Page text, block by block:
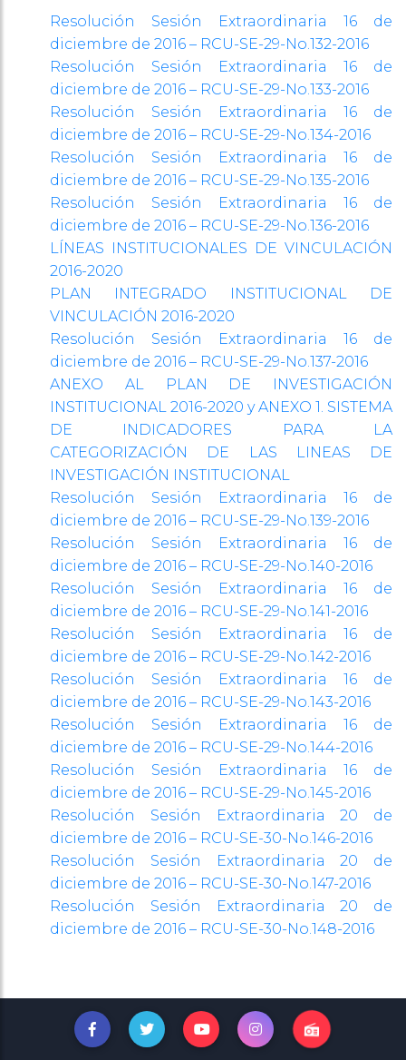
Resolución Sesión Extraordinaria 16 de
diciembre de 2016 – RCU-SE-29-No.132-2016
Resolución Sesión Extraordinaria 16 de
diciembre de 2016 – RCU-SE-29-No.133-2016
Resolución Sesión Extraordinaria 16 de
diciembre de 2016 – RCU-SE-29-No.134-2016
Resolución Sesión Extraordinaria 16 de
diciembre de 2016 – RCU-SE-29-No.135-2016
Resolución Sesión Extraordinaria 16 de
diciembre de 2016 – RCU-SE-29-No.136-2016
LÍNEAS INSTITUCIONALES DE VINCULACIÓN
2016-2020
PLAN INTEGRADO INSTITUCIONAL DE
VINCULACIÓN 2016-2020
Resolución Sesión Extraordinaria 16 de
diciembre de 2016 – RCU-SE-29-No.137-2016
ANEXO AL PLAN DE INVESTIGACIÓN
INSTITUCIONAL 2016-2020 y ANEXO 1. SISTEMA
DE INDICADORES PARA LA
CATEGORIZACIÓN DE LAS LINEAS DE
INVESTIGACIÓN INSTITUCIONAL
Resolución Sesión Extraordinaria 16 de
diciembre de 2016 – RCU-SE-29-No.139-2016
Resolución Sesión Extraordinaria 16 de
diciembre de 2016 – RCU-SE-29-No.140-2016
Resolución Sesión Extraordinaria 16 de
diciembre de 2016 – RCU-SE-29-No.141-2016
Resolución Sesión Extraordinaria 16 de
diciembre de 2016 – RCU-SE-29-No.142-2016
Resolución Sesión Extraordinaria 16 de
diciembre de 2016 – RCU-SE-29-No.143-2016
Resolución Sesión Extraordinaria 16 de
diciembre de 2016 – RCU-SE-29-No.144-2016
Resolución Sesión Extraordinaria 16 de
diciembre de 2016 – RCU-SE-29-No.145-2016
Resolución Sesión Extraordinaria 20 de
diciembre de 2016 – RCU-SE-30-No.146-2016
Resolución Sesión Extraordinaria 20 de
diciembre de 2016 – RCU-SE-30-No.147-2016
Resolución Sesión Extraordinaria 20 de
diciembre de 2016 – RCU-SE-30-No.148-2016